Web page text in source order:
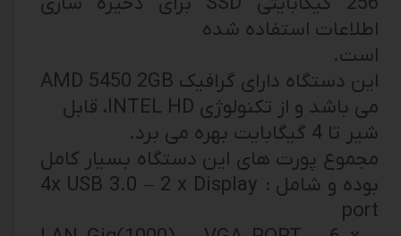
اطلاعات استفاده شده
است.
این دستگاه دارای گرافیک AMD 5450 2GB
می باشد و از تکنولوژی INTEL HD، قابل
شیر تا 4 گیگابایت بهره می برد.
مجموع پورت های این دستگاه بسیار کامل
بوده و شامل : 4x USB 3.0 – 2 x Display
port